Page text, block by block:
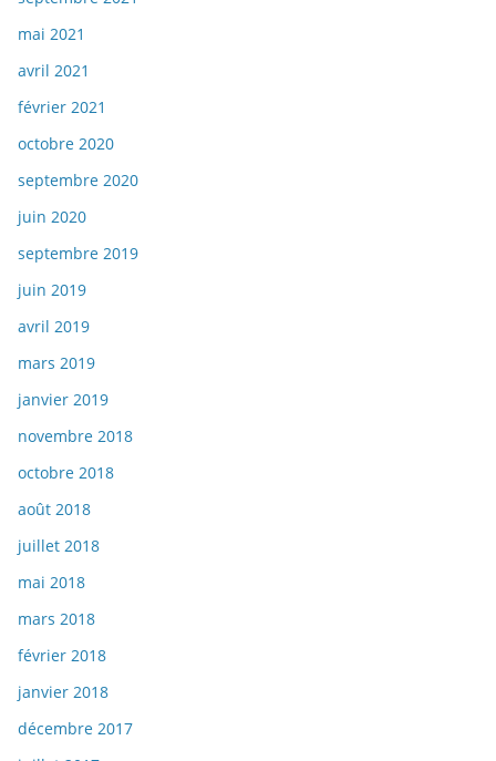
mai 2021
avril 2021
février 2021
octobre 2020
septembre 2020
juin 2020
septembre 2019
juin 2019
avril 2019
mars 2019
janvier 2019
novembre 2018
octobre 2018
août 2018
juillet 2018
mai 2018
mars 2018
février 2018
janvier 2018
décembre 2017